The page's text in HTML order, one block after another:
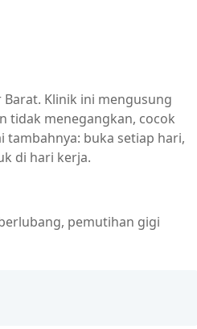
Barat. Klinik ini mengusung
tidak menegangkan, cocok
tambahnya: buka setiap hari,
di hari kerja.
pemutihan gigi